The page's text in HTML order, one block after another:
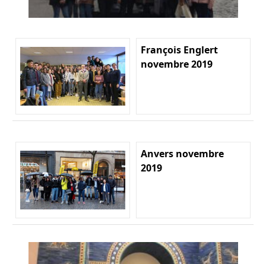
François Englert
novembre 2019
Anvers novembre
2019